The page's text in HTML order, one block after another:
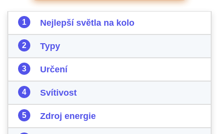
Nejlepší světla na kolo
Typy
Určení
Svítivost
Zdroj energie